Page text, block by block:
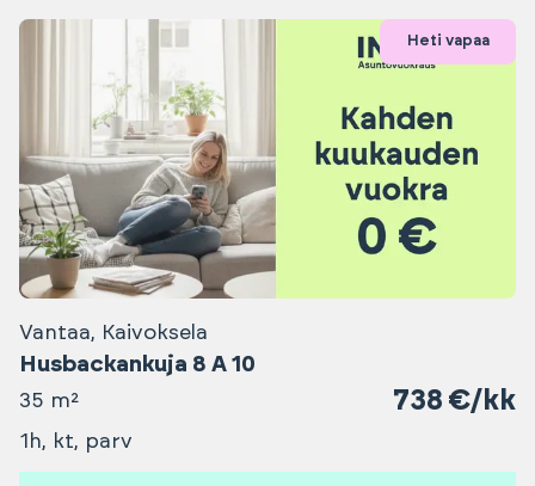
Heti vapaa
Vantaa, Kaivoksela
Husbackankuja 8 A 10
35 m² 738 €/kk
1h, kt, parv